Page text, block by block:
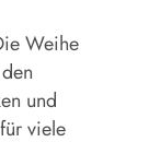
Weihe
und
viele